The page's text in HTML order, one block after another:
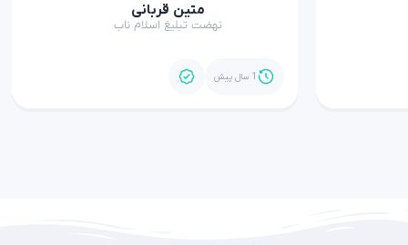
متین قربانی
نهضت تبلیغ اسلام ناب
1 سال پیش